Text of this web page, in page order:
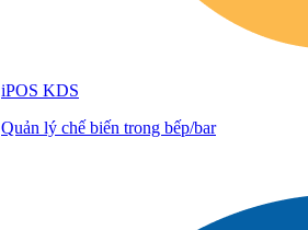
iPOS KDS
Quản lý chế biến trong bếp/bar